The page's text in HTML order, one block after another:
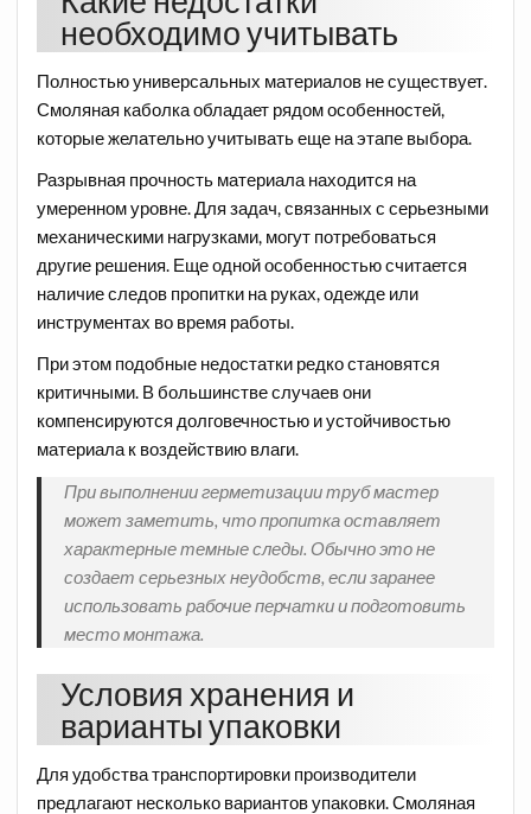
необходимо учитывать
Полностью универсальных материалов не существует.
Смоляная каболка обладает рядом особенностей,
которые желательно учитывать еще на этапе выбора.
Разрывная прочность материала находится на
умеренном уровне. Для задач, связанных с серьезными
механическими нагрузками, могут потребоваться
другие решения. Еще одной особенностью считается
наличие следов пропитки на руках, одежде или
инструментах во время работы.
При этом подобные недостатки редко становятся
критичными. В большинстве случаев они
компенсируются долговечностью и устойчивостью
материала к воздействию влаги.
При выполнении герметизации труб мастер
может заметить, что пропитка оставляет
характерные темные следы. Обычно это не
создает серьезных неудобств, если заранее
использовать рабочие перчатки и подготовить
место монтажа.
Условия хранения и
варианты упаковки
Для удобства транспортировки производители
предлагают несколько вариантов упаковки. Смоляная